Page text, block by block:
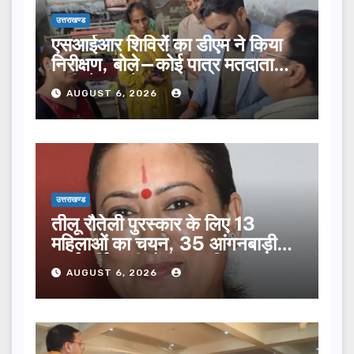
उत्तराखण्ड
एसआईआर शिविरों का डीएम ने किया
निरीक्षण, बोले—कोई पात्र मतदाता
सूची से न छूटे…
AUGUST 6, 2026
उत्तराखण्ड
तीलू रौतेली पुरस्कार के लिए 13
महिलाओं का चयन, 35 आंगनबाड़ी
कार्यकर्तियां भी होंगी सम्मानित…
AUGUST 6, 2026